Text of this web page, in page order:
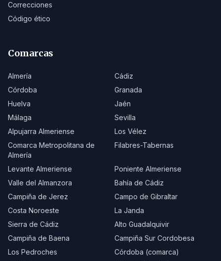
Correcciones
Código ético
Comarcas
Almería
Cádiz
Córdoba
Granada
Huelva
Jaén
Málaga
Sevilla
Alpujarra Almeriense
Los Vélez
Comarca Metropolitana de
Almería
Filabres-Tabernas
Levante Almeriense
Poniente Almeriense
Valle del Almanzora
Bahía de Cádiz
Campiña de Jerez
Campo de Gibraltar
Costa Noroeste
La Janda
Sierra de Cádiz
Alto Guadalquivir
Campiña de Baena
Campiña Sur Cordobesa
Los Pedroches
Córdoba (comarca)